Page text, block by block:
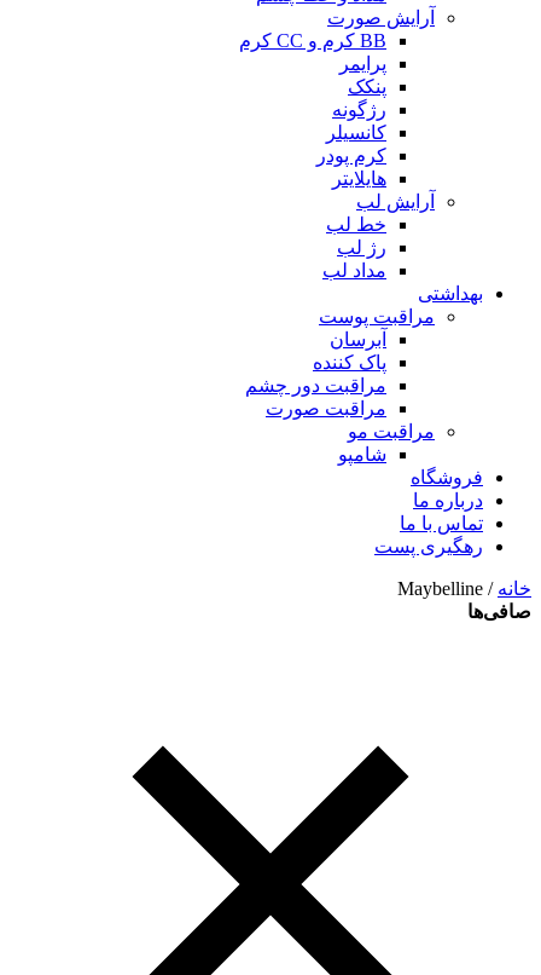
آرایش صورت
BB کرم و CC کرم
پرایمر
پنکک
رژگونه
کانسیلر
کرم پودر
هایلایتر
آرایش لب
خط لب
رژ لب
مداد لب
بهداشتی
مراقبت پوست
آبرسان
پاک کننده
مراقبت دور چشم
مراقبت صورت
مراقبت مو
شامپو
فروشگاه
درباره ما
تماس با ما
رهگیری پست
خانه / Maybelline
صافی‌ها